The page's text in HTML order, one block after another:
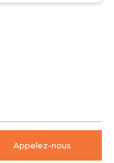
Appelez-nous